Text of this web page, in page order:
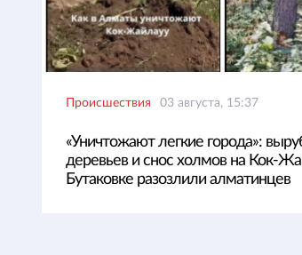
Происшествия 03 августа, 15:37
«Уничтожают легкие города»:
деревьев и снос холмов на Кок-
Бутаковке разозлили алматинцев